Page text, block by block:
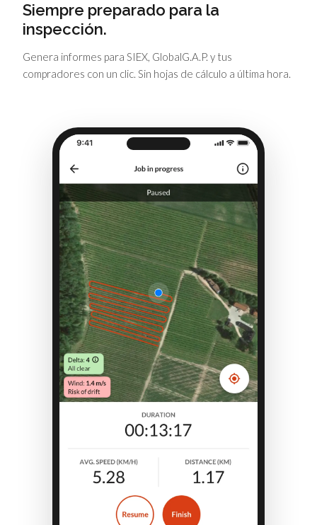
Siempre preparado para la
inspección.
Genera informes para SIEX, GlobalG.A.P. y tus
compradores con un clic. Sin hojas de cálculo a última hora.